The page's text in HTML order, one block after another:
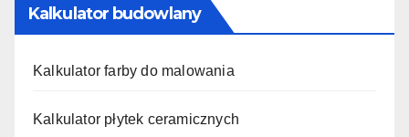
Kalkulator budowlany
Kalkulator farby do malowania
Kalkulator płytek ceramicznych